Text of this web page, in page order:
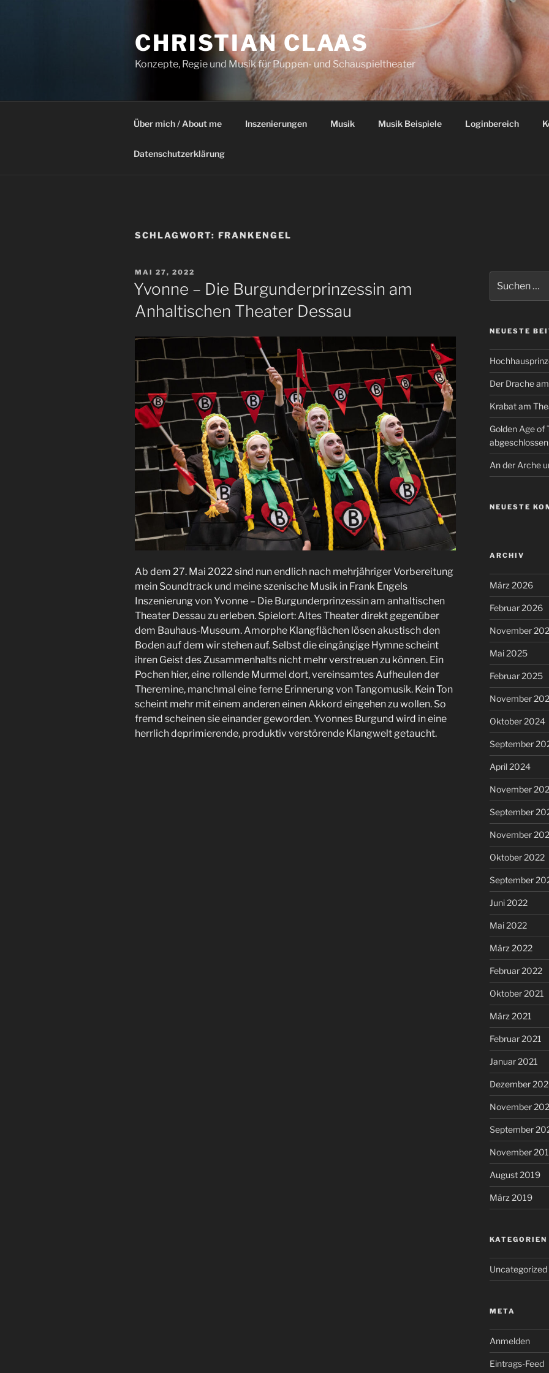
CHRISTIAN CLAAS
Konzepte, Regie und Musik für Puppen- und Schauspieltheater
Über mich / About me Inszenierungen Musik Musik Beispiele Loginbereich
Datenschutzerklärung
SCHLAGWORT: FRANKENGEL
VERÖFFENTLICHT
AM
MAI 27, 2022
Yvonne – Die Burgunderprinzessin am
Anhaltischen Theater Dessau
Ab dem 27. Mai 2022 sind nun endlich nach mehrjähriger Vorbereitung
mein Soundtrack und meine szenische Musik in Frank Engels
Inszenierung von Yvonne – Die Burgunderprinzessin am anhaltischen
Theater Dessau zu erleben. Spielort: Altes Theater direkt gegenüber
dem Bauhaus-Museum. Amorphe Klangflächen lösen akustisch den
Boden auf dem wir stehen auf. Selbst die eingängige Hymne scheint
ihren Geist des Zusammenhalts nicht mehr verstreuen zu können. Ein
Pochen hier, eine rollende Murmel dort, vereinsamtes Aufheulen der
Theremine, manchmal eine ferne Erinnerung von Tangomusik. Kein Ton
scheint mehr mit einem anderen einen Akkord eingehen zu wollen. So
fremd scheinen sie einander geworden. Yvonnes Burgund wird in eine
herrlich deprimierende, produktiv verstörende Klangwelt getaucht.
nach:
NEUESTE
Der Drache
Krabat am
Golden Age of
abgeschlossen
An der Arche
NEUESTE
ARCHIV
März 2026
Februar 2026
November
Mai 2025
Februar 2025
November
Oktober 2024
September
April 2024
November
September
November
Oktober 2022
September
Juni 2022
Mai 2022
März 2022
Februar 2022
Oktober 2021
März 2021
Februar 2021
Januar 2021
Dezember
November
September
November
August 2019
März 2019
KATEGORIEN
Uncategorized
META
Anmelden
Eintrags-Feed